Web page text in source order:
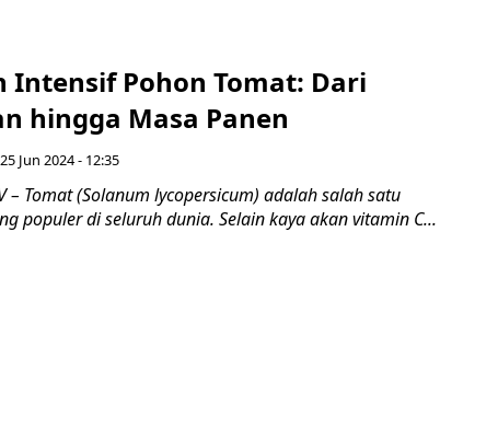
Intensif Pohon Tomat: Dari
hingga Masa Panen
Jun 2024 - 12:35
– Tomat (Solanum lycopersicum) adalah salah satu
populer di seluruh dunia. Selain kaya akan vitamin C...